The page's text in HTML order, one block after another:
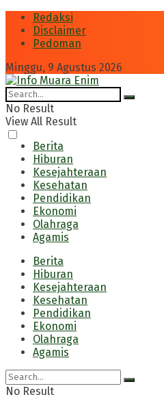
Redaksi
Disclaimer
Pedoman
Minggu, 9 Agustus 2026
No Result
View All Result
Berita
Hiburan
Kesejahteraan
Kesehatan
Pendidikan
Ekonomi
Olahraga
Agamis
Berita
Hiburan
Kesejahteraan
Kesehatan
Pendidikan
Ekonomi
Olahraga
Agamis
No Result